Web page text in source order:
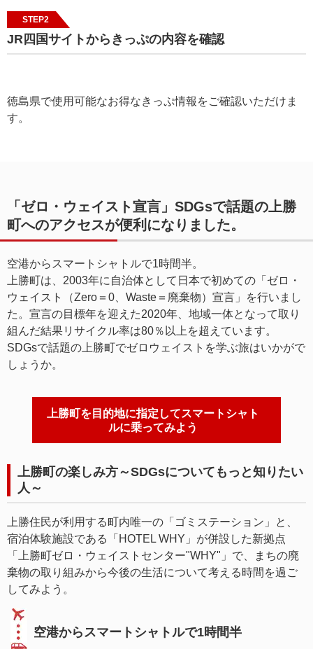
STEP2
JR四国サイトからきっぷの内容を確認
徳島県で使用可能なお得なきっぷ情報をご確認いただけま
す。
「ゼロ・ウェイスト宣言」SDGsで話題の上勝
町へのアクセスが便利になりました。
空港からスマートシャトルで1時間半。
上勝町は、2003年に自治体として日本で初めての「ゼロ・
ウェイスト（Zero＝0、Waste＝廃棄物）宣言」を行いまし
た。宣言の目標年を迎えた2020年、地域一体となって取り
組んだ結果リサイクル率は80％以上を超えています。
SDGsで話題の上勝町でゼロウェイストを学ぶ旅はいかがで
しょうか。
上勝町を目的地に指定してスマートシャト
ルに乗ってみよう
上勝町の楽しみ方～SDGsについてもっと知りたい
人～
上勝住民が利用する町内唯一の「ゴミステーション」と、
宿泊体験施設である「HOTEL WHY」が併設した新拠点
「上勝町ゼロ・ウェイストセンター"WHY"」で、まちの廃
棄物の取り組みから今後の生活について考える時間を過ご
してみよう。
空港からスマートシャトルで1時間半